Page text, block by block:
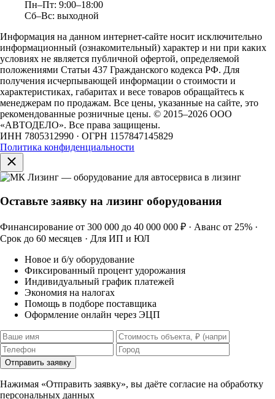
Пн–Пт: 9:00–18:00
Сб–Вс: выходной
Информация на данном интернет-сайте носит исключительно
информационный (ознакомительный) характер и ни при каких
условиях не является публичной офертой, определяемой
положениями Статьи 437 Гражданского кодекса РФ. Для
получения исчерпывающей информации о стоимости и
характеристиках, габаритах и весе товаров обращайтесь к
менеджерам по продажам. Все цены, указанные на сайте, это
рекомендованные розничные цены. © 2015–2026 ООО
«АВТОДЕЛО». Все права защищены.
ИНН 7805312990 · ОГРН 1157847145829
Политика конфиденциальности
Оставьте заявку на лизинг оборудования
Финансирование от 300 000 до 40 000 000 ₽ · Аванс от 25% ·
Срок до 60 месяцев · Для ИП и ЮЛ
Новое и б/у оборудование
Фиксированный процент удорожания
Индивидуальный график платежей
Экономия на налогах
Помощь в подборе поставщика
Оформление онлайн через ЭЦП
Отправить заявку
Нажимая «Отправить заявку», вы даёте согласие на обработку
персональных данных